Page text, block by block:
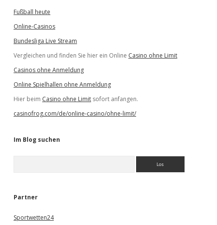
Fußball heute
Online-Casinos
Bundesliga Live Stream
Vergleichen und finden Sie hier ein Online Casino ohne Limit
Casinos ohne Anmeldung
Online Spielhallen ohne Anmeldung
Hier beim Casino ohne Limit sofort anfangen.
casinofrog.com/de/online-casino/ohne-limit/
Im Blog suchen
e
Partner
Sportwetten24